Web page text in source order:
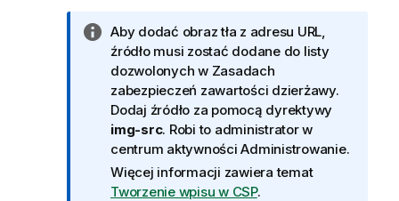
I
n
f
o
r
m
a
c
j
Aby dodać obraz tła z adresu URL,
źródło musi zostać dodane do listy
dozwolonych w Zasadach
zabezpieczeń zawartości dzierżawy.
Dodaj źródło za pomocą dyrektywy
img-src. Robi to administrator w
centrum aktywnościAdministrowanie.
Więcej informacji zawiera temat
Tworzenie wpisu w CSP.